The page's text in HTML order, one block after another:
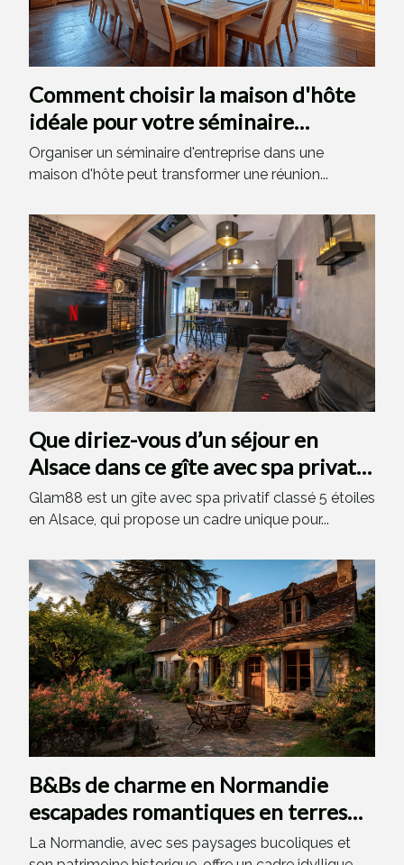
Comment choisir la maison d'hôte
idéale pour votre séminaire
d'entreprise ?
Organiser un séminaire d'entreprise dans une
maison d'hôte peut transformer une réunion...
Que diriez-vous d’un séjour en
Alsace dans ce gîte avec spa privatif
classé 5 étoiles ?
Glam88 est un gîte avec spa privatif classé 5 étoiles
en Alsace, qui propose un cadre unique pour...
B&Bs de charme en Normandie
escapades romantiques en terres
normandes
La Normandie, avec ses paysages bucoliques et